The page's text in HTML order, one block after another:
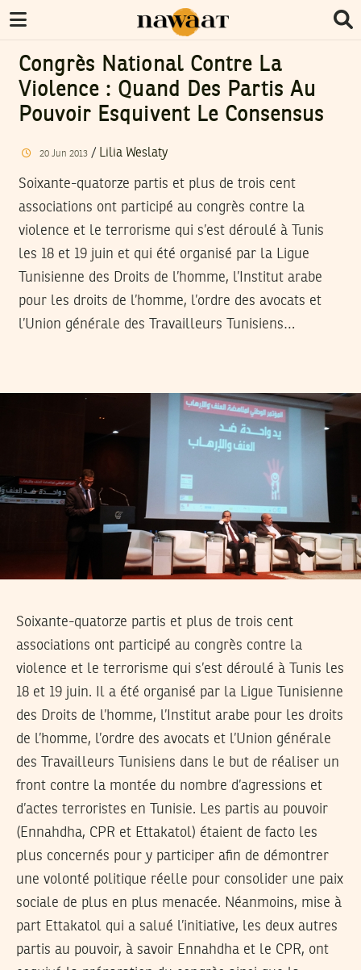
Congrès National Contre La
Violence : Quand Des Partis Au
Pouvoir Esquivent Le Consensus
20 Jun 2013/ Lilia Weslaty
Soixante-quatorze partis et plus de trois cent
associations ont participé au congrès contre la
violence et le terrorisme qui s’est déroulé à Tunis
les 18 et 19 juin et qui été organisé par la Ligue
Tunisienne des Droits de l’homme, l’Institut arabe
pour les droits de l’homme, l’ordre des avocats et
l’Union générale des Travailleurs Tunisiens…
Soixante-quatorze partis et plus de trois cent
associations ont participé au congrès contre la
violence et le terrorisme qui s’est déroulé à Tunis les
18 et 19 juin. Il a été organisé par la Ligue Tunisienne
des Droits de l’homme, l’Institut arabe pour les droits
de l’homme, l’ordre des avocats et l’Union générale
des Travailleurs Tunisiens dans le but de réaliser un
front contre la montée du nombre d’agressions et
d’actes terroristes en Tunisie. Les partis au pouvoir
(Ennahdha, CPR et Ettakatol) étaient de facto les
plus concernés pour y participer afin de démontrer
une volonté politique réelle pour consolider une paix
sociale de plus en plus menacée. Néanmoins, mise à
part Ettakatol qui a salué l’initiative, les deux autres
partis au pouvoir, à savoir Ennahdha et le CPR, ont